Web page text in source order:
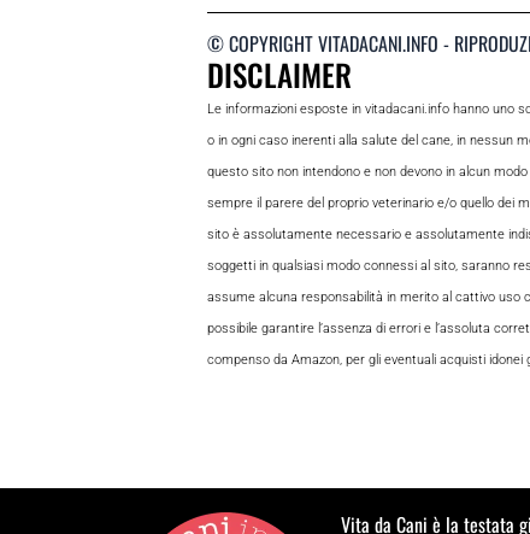
© COPYRIGHT VITADACANI.INFO -
DISCLAIMER
Le informazioni esposte in vitadacani.info hanno uno
o in ogni caso inerenti alla salute del cane, in nessun
questo sito non intendono e non devono in alcun
sempre il parere del proprio veterinario e/o quello dei
sito è assolutamente necessario e assolutamente
soggetti in qualsiasi modo connessi al sito, saranno
assume alcuna responsabilità in merito al cattivo uso
possibile garantire l’assenza di errori e l’assoluta
compenso da Amazon, per gli eventuali acquisti
Vita da Cani è la testata